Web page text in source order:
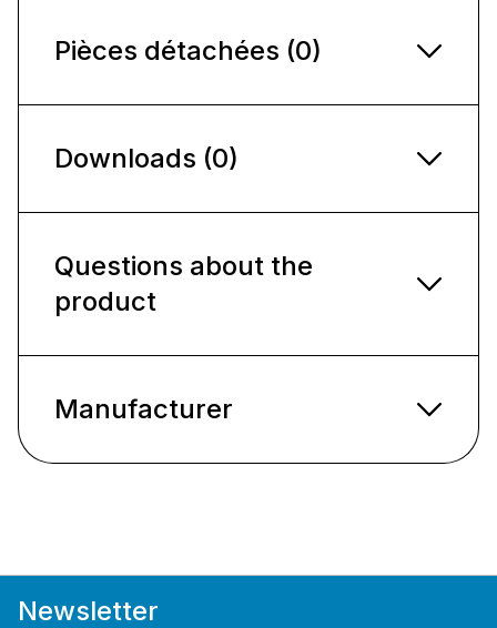
Pièces détachées (0)
Downloads (0)
Questions about the
product
Manufacturer
Newsletter